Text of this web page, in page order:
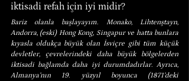
iktisadi refah için iyi midir?
Bariz olanla başlayayım. Monako, Lihtenştayn,
Andorra, (eski) Hong Kong, Singapur ve hatta bunlara
kıyasla oldukça büyük olan İsviçre gibi tüm küçük
devletler, çevrelerindeki daha büyük bölgelerden
iktisadi bağlamda daha iyi durumdadırlar. Ayrıca,
Almanya’nın 19. yüzyıl boyunca (1871’deki